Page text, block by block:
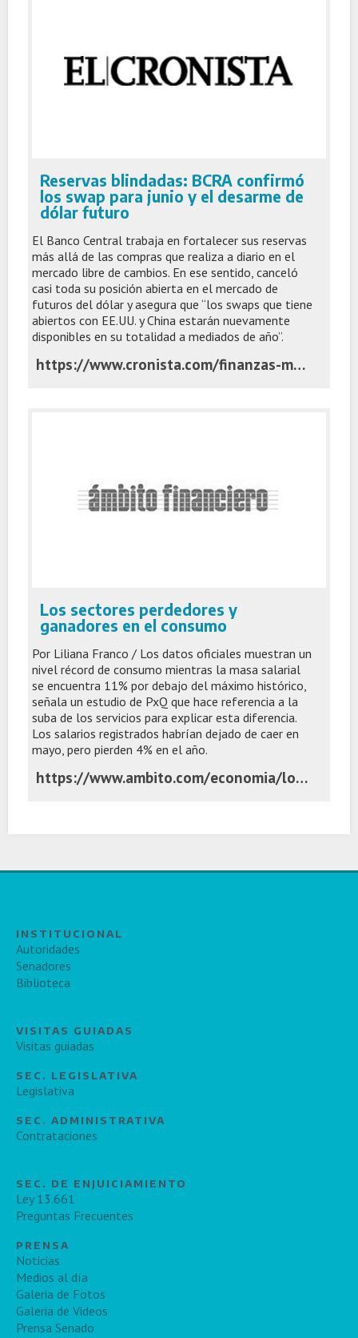
Reservas blindadas: BCRA confirmó
los swap para junio y el desarme de
dólar futuro
El Banco Central trabaja en fortalecer sus reservas
más allá de las compras que realiza a diario en el
mercado libre de cambios. En ese sentido, canceló
casi toda su posición abierta en el mercado de
futuros del dólar y asegura que “los swaps que tiene
abiertos con EE.UU. y China estarán nuevamente
disponibles en su totalidad a mediados de año”.
https://www.cronista.com/finanzas-mercados/blindar-reservas-el-vicepresidente-de-bcra-confirmo-que-redujeron-la-posicion-en-futuros-y-aseguro-que-renovaran-los-swap/
Los sectores perdedores y
ganadores en el consumo
Por Liliana Franco / Los datos oficiales muestran un
nivel récord de consumo mientras la masa salarial
se encuentra 11% por debajo del máximo histórico,
señala un estudio de PxQ que hace referencia a la
suba de los servicios para explicar esta diferencia.
Los salarios registrados habrían dejado de caer en
mayo, pero pierden 4% en el año.
https://www.ambito.com/economia/los-sectores-perdedores-y-ganadores-el-consumo-n6284442
INSTITUCIONAL
Autoridades
Senadores
Biblioteca
VISITAS GUIADAS
Visitas guiadas
SEC. LEGISLATIVA
Legislativa
SEC. ADMINISTRATIVA
Contrataciones
SEC. DE ENJUICIAMIENTO
Ley 13.661
Preguntas Frecuentes
PRENSA
Noticias
Medios al día
Galeria de Fotos
Galeria de Videos
Prensa Senado